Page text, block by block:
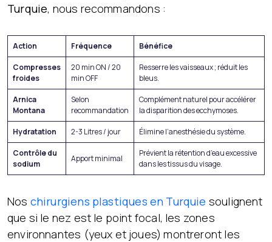
Turquie, nous recommandons :
Action Fréquence Bénéfice
Compresses
froides
20 min ON / 20
min OFF
Resserre les vaisseaux ; réduit les
bleus.
Arnica
Montana
Selon
recommandation
Complément naturel pour accélérer
la disparition des ecchymoses.
Hydratation 2-3 Litres / jour Élimine l’anesthésie du système.
Contrôle du
sodium
Apport minimal
Prévient la rétention d’eau excessive
dans les tissus du visage.
Nos chirurgiens plastiques en Turquie soulignent
que si le nez est le point focal, les zones
environnantes (yeux et joues) montreront les